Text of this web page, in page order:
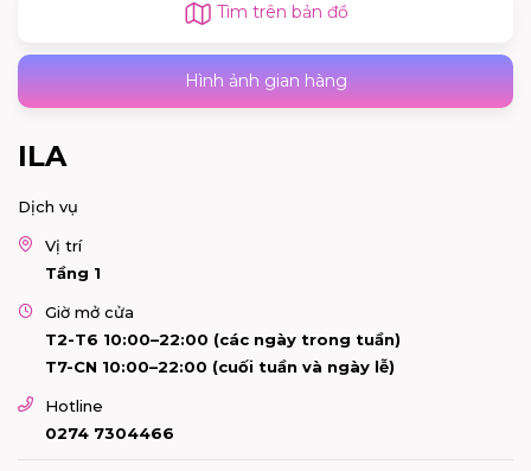
Tìm trên bản đồ
Hình ảnh gian hàng
ILA
Dịch vụ
Vị trí
Tầng 1
Giờ mở cửa
T2-T6 10:00–22:00 (các ngày trong tuần)
T7-CN 10:00–22:00 (cuối tuần và ngày lễ)
Hotline
0274 7304466